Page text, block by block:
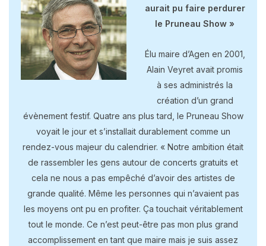
aurait pu faire perdurer
le Pruneau Show »
Élu maire d’Agen en 2001,
Alain Veyret avait promis
à ses administrés la
création d’un grand
évènement festif. Quatre ans plus tard, le Pruneau Show
voyait le jour et s’installait durablement comme un
rendez-vous majeur du calendrier. « Notre ambition était
de rassembler les gens autour de concerts gratuits et
cela ne nous a pas empêché d’avoir des artistes de
grande qualité. Même les personnes qui n’avaient pas
les moyens ont pu en profiter. Ça touchait véritablement
tout le monde. Ce n’est peut-être pas mon plus grand
accomplissement en tant que maire mais je suis assez